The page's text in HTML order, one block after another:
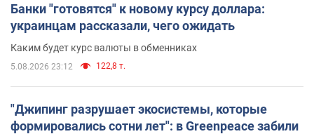
Банки "готовятся" к новому курсу доллара:
украинцам рассказали, чего ожидать
Каким будет курс валюты в обменниках
5.08.2026 23:12 122,8 т.
"Джипинг разрушает экосистемы, которые
формировались сотни лет": в Greenpeace забили